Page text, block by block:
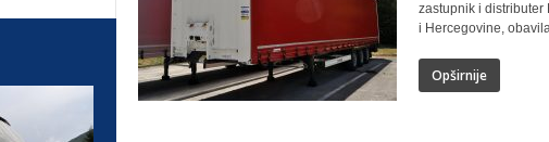
zastupnik i distributer
i Hercegovine,
Opširnije